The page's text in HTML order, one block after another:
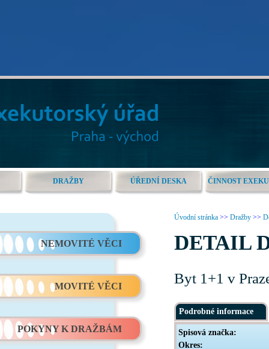
DRAŽBY ÚŘEDNÍ DESKA ČINNOST
NEMOVITÉ VĚCI
MOVITÉ VĚCI
POKYNY K DRAŽBÁM
Úvodní stránka >> Dražby >>
DETAIL
Byt 1+1 v
Podrobné informace
Spisová značka:
Okres: